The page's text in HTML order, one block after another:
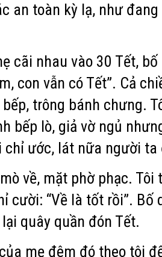
an toàn kỳ lạ, như
cãi nhau vào 30 Tết,
con vẫn có Tết”. Cả
trông bánh chưng.
bếp lò, giả vờ ngủ
chỉ ước, lát nữa người
về, mặt phờ phạc.
cười: “Về là tốt rồi”. Bố
quây quần đón Tết.
mẹ đêm đó theo tôi